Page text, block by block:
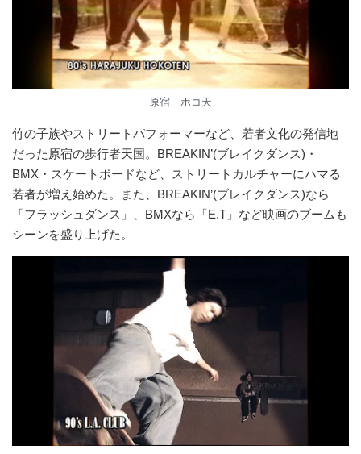
原宿 ホコ天
竹の子族やストリートパフォーマーなど、若者文化の発信地
だった原宿の歩行者天国。BREAKIN’(ブレイクダンス)・
BMX・スケートボードなど、ストリートカルチャーにハマる
若者が増え始めた。また、BREAKIN’(ブレイクダンス)なら
「フラッシュダンス」、BMXなら「E.T」など映画のブームも
シーンを盛り上げた。